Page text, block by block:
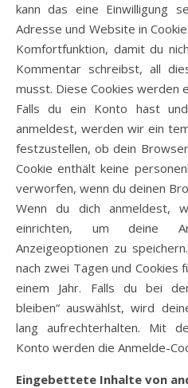
kann das eine Einwilligung
Adresse und Website in
Komfortfunktion, damit du
Kommentar schreibst, all
musst. Diese Cookies werden
Falls du ein Konto hast
anmeldest, werden wir ein
festzustellen, ob dein
Cookie enthält keine
verworfen, wenn du deinen
Wenn du dich anmeldest,
einrichten, um deine
Anzeigeoptionen zu
nach zwei Tagen und Cookies
einem Jahr. Falls du bei
bleiben“ auswählst, wird
lang aufrechterhalten. Mit
Konto werden die Anmelde-
Eingebettete Inhalte von